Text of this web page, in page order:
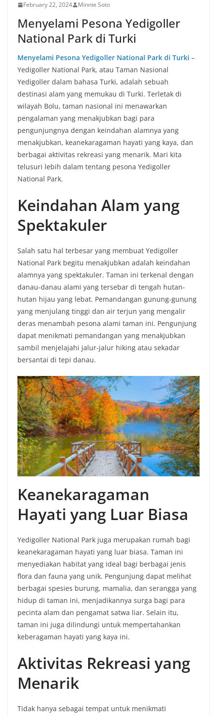
February 22, 2024 Minnie Soto
Menyelami Pesona Yedigoller
National Park di Turki
Menyelami Pesona Yedigoller National Park di Turki –
Yedigoller National Park, atau Taman Nasional
Yedigoller dalam bahasa Turki, adalah sebuah
destinasi alam yang memukau di Turki. Terletak di
wilayah Bolu, taman nasional ini menawarkan
pengalaman yang menakjubkan bagi para
pengunjungnya dengan keindahan alamnya yang
menakjubkan, keanekaragaman hayati yang kaya, dan
berbagai aktivitas rekreasi yang menarik. Mari kita
telusuri lebih dalam tentang pesona Yedigoller
National Park.
Keindahan Alam yang
Spektakuler
Salah satu hal terbesar yang membuat Yedigoller
National Park begitu menakjubkan adalah keindahan
alamnya yang spektakuler. Taman ini terkenal dengan
danau-danau alami yang tersebar di tengah hutan-
hutan hijau yang lebat. Pemandangan gunung-gunung
yang menjulang tinggi dan air terjun yang mengalir
deras menambah pesona alami taman ini. Pengunjung
dapat menikmati pemandangan yang menakjubkan
sambil menjelajahi jalur-jalur hiking atau sekadar
bersantai di tepi danau.
Keanekaragaman
Hayati yang Luar Biasa
Yedigoller National Park juga merupakan rumah bagi
keanekaragaman hayati yang luar biasa. Taman ini
menyediakan habitat yang ideal bagi berbagai jenis
flora dan fauna yang unik. Pengunjung dapat melihat
berbagai spesies burung, mamalia, dan serangga yang
hidup di taman ini, menjadikannya surga bagi para
pecinta alam dan pengamat satwa liar. Selain itu,
taman ini juga dilindungi untuk mempertahankan
keberagaman hayati yang kaya ini.
Aktivitas Rekreasi yang
Menarik
Tidak hanya sebagai tempat untuk menikmati